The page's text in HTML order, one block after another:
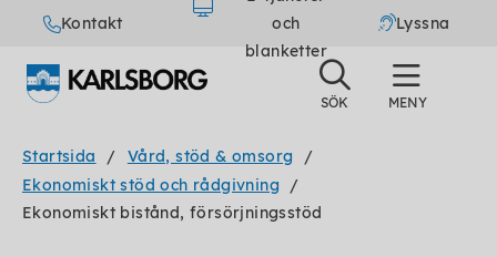
Kontakt
och
blanketter
Lyssna
Startsida
Vård, stöd & omsorg
Ekonomiskt stöd och rådgivning
Ekonomiskt bistånd, försörjningsstöd